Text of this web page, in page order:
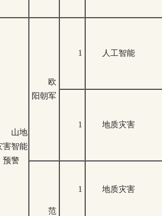
山地
害智能
预警
欧
阳朝军
1 人工智能
1 地质灾害
范
1 地质灾害